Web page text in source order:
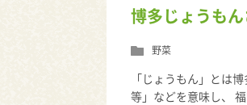
博多じょうも
野菜
「じょうもん」とは
等」などを意味し、